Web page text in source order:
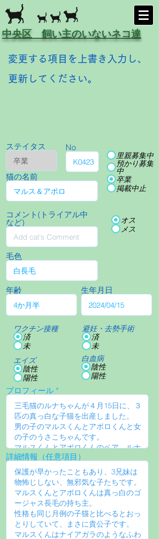
中央区 飼い主のいないネコ達
変更する項目を上書き入力し、
更新してください。
ステイタス No
猫の名前
里親募集中
預かり募集
中
卒業
掲載中止
コメント(トライアル中
など)
オス
メス
毛色
年齢
ワクチン接種
済
未
エイズ
陰性
陽性
生年月日
避妊・去勢手術
済
未
白血病
陰性
陽性
プロフィール
詳細情報（任意項目）